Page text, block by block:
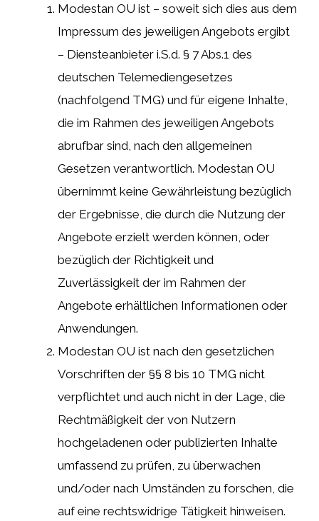
Modestan OU ist – soweit sich dies aus dem
Impressum des jeweiligen Angebots ergibt
– Diensteanbieter i.S.d. § 7 Abs.1 des
deutschen Telemediengesetzes
(nachfolgend TMG) und für eigene Inhalte,
die im Rahmen des jeweiligen Angebots
abrufbar sind, nach den allgemeinen
Gesetzen verantwortlich. Modestan OU
übernimmt keine Gewährleistung bezüglich
der Ergebnisse, die durch die Nutzung der
Angebote erzielt werden können, oder
bezüglich der Richtigkeit und
Zuverlässigkeit der im Rahmen der
Angebote erhältlichen Informationen oder
Anwendungen.
Modestan OU ist nach den gesetzlichen
Vorschriften der §§ 8 bis 10 TMG nicht
verpflichtet und auch nicht in der Lage, die
Rechtmäßigkeit der von Nutzern
hochgeladenen oder publizierten Inhalte
umfassend zu prüfen, zu überwachen
und/oder nach Umständen zu forschen, die
auf eine rechtswidrige Tätigkeit hinweisen.